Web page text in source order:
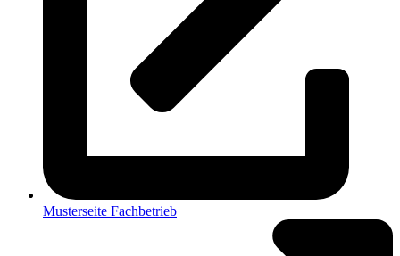
Musterseite Fachbetrieb